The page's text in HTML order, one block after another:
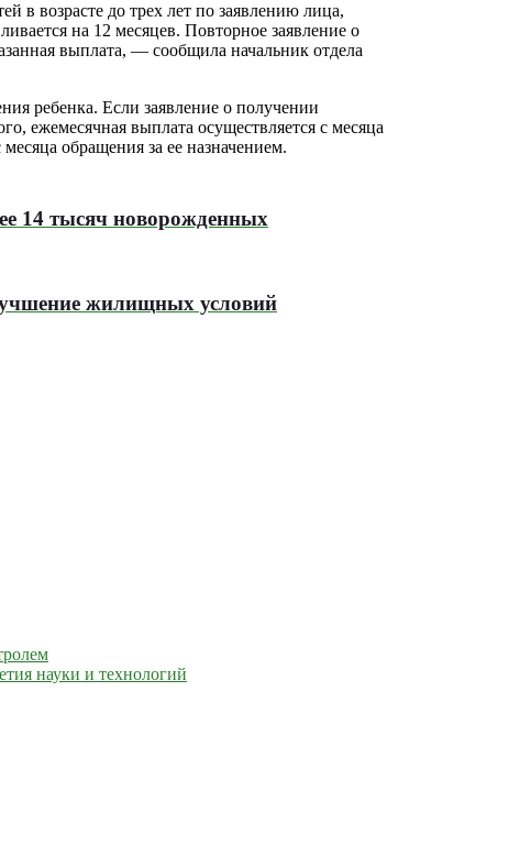
в возрасте до трех лет по заявлению лица,
на 12 месяцев. Повторное заявление о
выплата, — сообщила начальник отдела
ребенка. Если заявление о получении
ежемесячная выплата осуществляется с месяца
обращения за ее назначением.
14 тысяч новорожденных
жилищных условий
науки и технологий